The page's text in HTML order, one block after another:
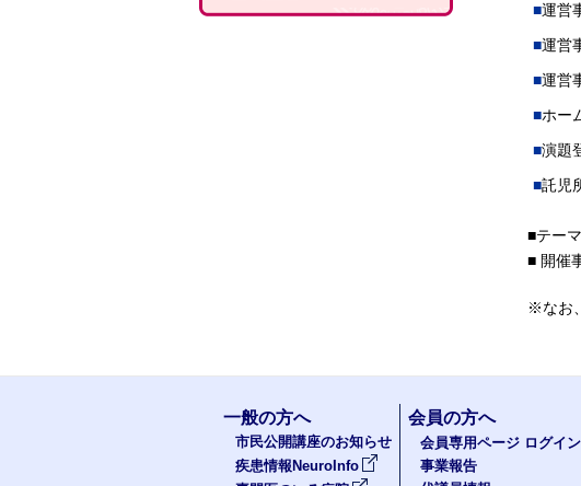
運営
運営
運営
ホー
演題
託児
■テー
■ 開催
※なお
一般の方へ
市民公開講座のお知らせ
疾患情報NeuroInfo
会員の方へ
会員専用ページ ログイン
事業報告